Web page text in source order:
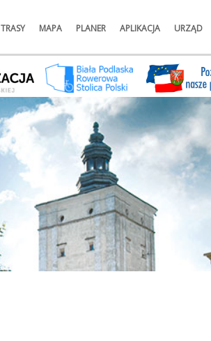
TRASY MAPA PLANER APLIKACJA URZĄD